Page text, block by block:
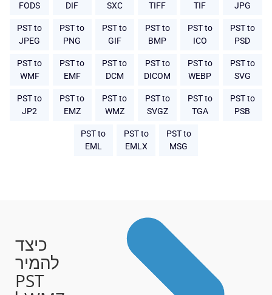
FODS
DIF
SXC
TIFF
TIF
JPG
PST to
JPEG
PST to
PNG
PST to
GIF
PST to
BMP
PST to
ICO
PST to
PSD
PST to
WMF
PST to
EMF
PST to
DCM
PST to
DICOM
PST to
WEBP
PST to
SVG
PST to
JP2
PST to
EMZ
PST to
WMZ
PST to
SVGZ
PST to
TGA
PST to
PSB
PST to
EML
PST to
EMLX
PST to
MSG
כיצד
להמיר
PST